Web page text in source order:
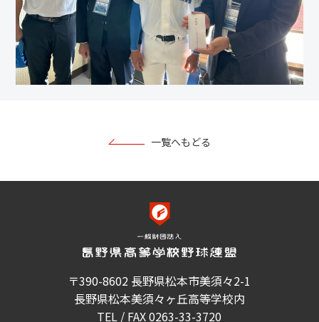
一覧へもどる
〒390-8602 長野県松本市美須々2-1
長野県松本美須々ヶ丘高等学校内
TEL / FAX 0263-33-3720